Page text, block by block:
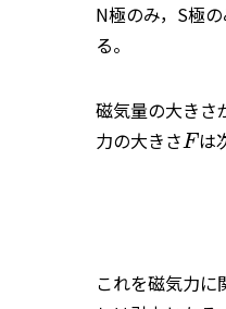
N極のみ，S極
る。
磁気量の大きさ
力の大きさF は
これを磁気力に